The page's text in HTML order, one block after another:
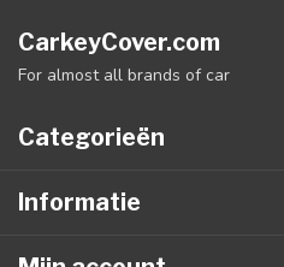
CarkeyCover.com
For almost all brands of car
Categorieën
Informatie